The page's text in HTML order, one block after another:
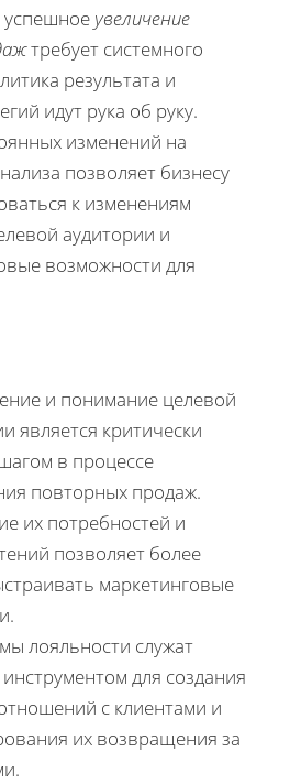
увеличение
требует системного
результата и
идут рука об руку.
изменений на
позволяет бизнесу
к изменениям
аудитории и
возможности для
и понимание целевой
является критически
в процессе
повторных продаж.
их потребностей и
позволяет более
маркетинговые
лояльности служат
для создания
с клиентами и
их возвращения за